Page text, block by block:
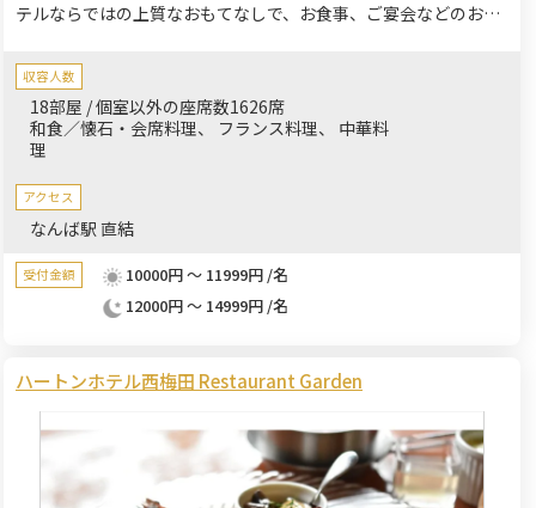
テルならではの上質なおもてなしで、お食事、ご宴会などのお集
ご家族で安心してご利用いただける個室も擁しております。
収容人数
18部屋 / 個室以外の座席数1626席
和食／懐石・会席料理
フランス料理
中華料
理
アクセス
なんば駅 直結
受付金額
10000円 ～ 11999円 /名
12000円 ～ 14999円 /名
ハートンホテル西梅田 Restaurant Garden